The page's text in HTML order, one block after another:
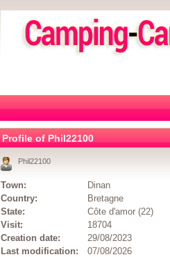
Profile of Phil22100
Phil22100
Town:
Dinan
Country:
Bretagne
State:
Côte d'amor (22)
Visit:
18704
Creation date:
29/08/2023
Last modification:
07/08/2026